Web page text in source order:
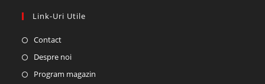
Link-Uri Utile
Contact
Despre noi
Program magazin